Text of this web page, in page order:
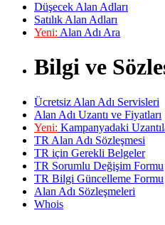
Düşecek Alan Adları
Satılık Alan Adları
Yeni: Alan Adı Ara
Bilgi ve
Ücretsiz Alan Adı Servisleri
Alan Adı Uzantı ve Fiyatları
Yeni: Kampanyadaki
TR Alan Adı Sözleşmesi
TR için Gerekli Belgeler
TR Sorumlu Değişim Formu
TR Bilgi Güncelleme Formu
Alan Adı Sözleşmeleri
Whois